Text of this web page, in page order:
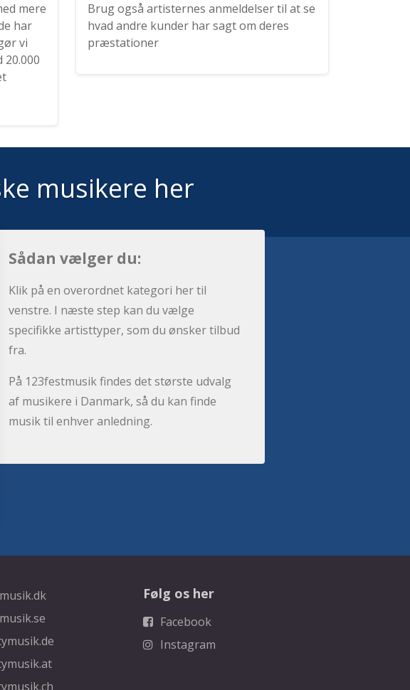
mere
har
vi
20.000
Brug også artisternes anmeldelser til at se
hvad andre kunder har sagt om deres
præstationer
musikere her
Sådan vælger du:
Klik på en overordnet kategori her til
venstre. I næste step kan du vælge
specifikke artisttyper, som du ønsker tilbud
fra.
På 123festmusik findes det største udvalg
af musikere i Danmark, så du kan finde
musik til enhver anledning.
Følg os her
Facebook
Instagram